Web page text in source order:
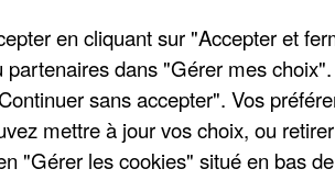
resteront fermés et 1800
scolaires en France. De son
d'euros en faveur des 500
de ventilateurs et de tout autre
en cliquant sur "Accepter et
partenaires dans "Gérer mes
sans accepter". Vos
mettre à jour vos choix, ou
"Gérer les cookies" situé en bas